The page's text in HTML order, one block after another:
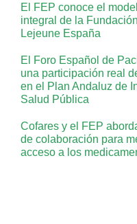
El FEP conoce el
integral de la
Lejeune España
El Foro Español de
una participación real
en el Plan Andaluz de
Salud Pública
Cofares y el FEP
de colaboración para
acceso a los